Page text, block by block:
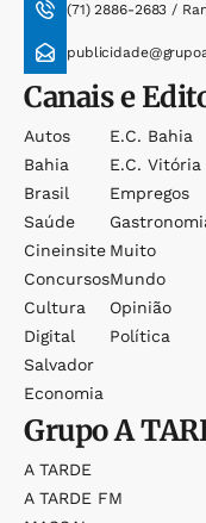
(71) 2886-2683 /
Canais e
Autos
Bahia
Brasil
Saúde
Cineinsite
Concursos
Cultura
Digital
Salvador
Economia
E.c. Bahia
E.c. Vitória
Empregos
Muito
Mundo
Opinião
Política
GrupoA
A TARDE
A TARDE FM